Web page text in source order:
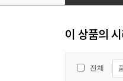
이 상품의
전체